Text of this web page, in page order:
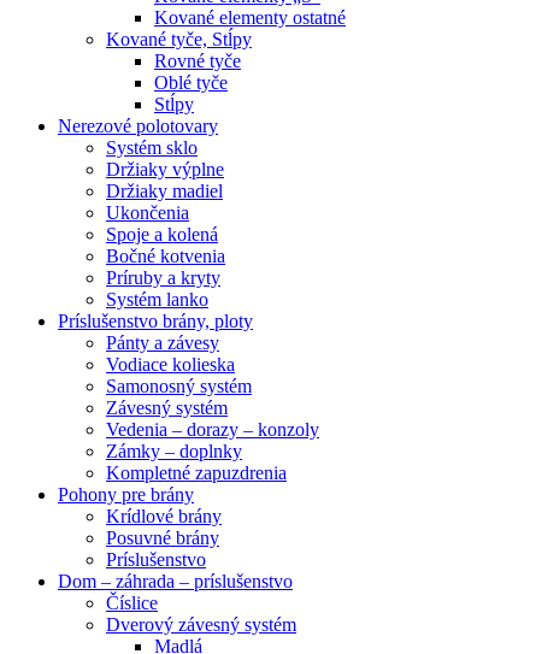
Kované elementy ostatné
Kované tyče, Stĺpy
Rovné tyče
Oblé tyče
Stĺpy
Nerezové polotovary
Systém sklo
Držiaky výplne
Držiaky madiel
Ukončenia
Spoje a kolená
Bočné kotvenia
Príruby a kryty
Systém lanko
Príslušenstvo brány, ploty
Pánty a závesy
Vodiace kolieska
Samonosný systém
Závesný systém
Vedenia – dorazy – konzoly
Zámky – doplnky
Kompletné zapuzdrenia
Pohony pre brány
Krídlové brány
Posuvné brány
Príslušenstvo
Dom – záhrada – príslušenstvo
Číslice
Dverový závesný systém
Madlá